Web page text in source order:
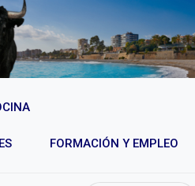
FORMACIÓN Y EMPLEO